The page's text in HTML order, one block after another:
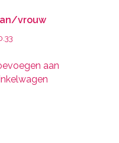
vrouw
aan